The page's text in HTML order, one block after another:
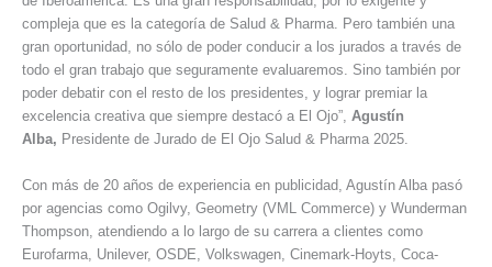
compleja que es la categoría de Salud & Pharma. Pero también una
gran oportunidad, no sólo de poder conducir a los jurados a través de
todo el gran trabajo que seguramente evaluaremos. Sino también por
poder debatir con el resto de los presidentes, y lograr premiar la
excelencia creativa que siempre destacó a El Ojo”, Agustín
Alba, Presidente de Jurado de El Ojo Salud & Pharma 2025.
Con más de 20 años de experiencia en publicidad, Agustín Alba pasó
por agencias como Ogilvy, Geometry (VML Commerce) y Wunderman
Thompson, atendiendo a lo largo de su carrera a clientes como
Eurofarma, Unilever, OSDE, Volkswagen, Cinemark-Hoyts, Coca-